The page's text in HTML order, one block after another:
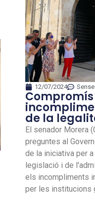
12/07/2024
de la
El senador Morera
preguntes al
de la iniciativa per
legislació i de
els incompliments
per les institucions